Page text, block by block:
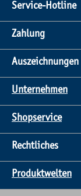
Service-Hotline
Zahlung
Auszeichnungen
Unternehmen
Shopservice
Rechtliches
Produktwelten